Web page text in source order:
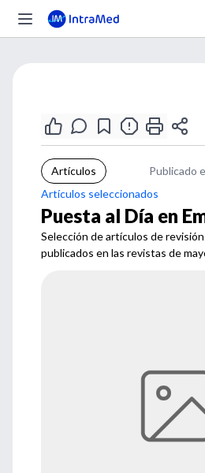
Artículos
Publicado
Artículos seleccionados
Puesta al Día en
Selección de artículos de
publicados en las revistas de